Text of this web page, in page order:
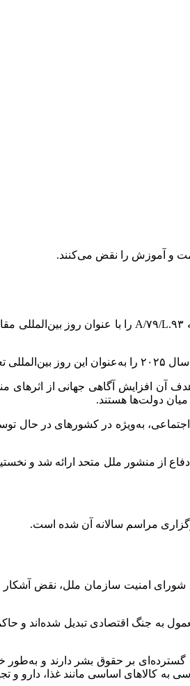
و آموزش را نقض می‌کنند.
اعلامیه حق توسعه در ۴ دسامبر ۱۹۸۶ (۱۳ آذر ۱۳۶۵) انتخاب شده
دولت‌ها هستند.
اجتماعی، به‌ویژه در کشور‌های در
از منشور ملل متحد ارائه شد و
مراسم سالانه آن شده است.
در سال ۲۰۲۵ تاکید کرد که این تحریم‌ها به‌طور معمول
گسترده‌ای بر حقوق بشر دارند و
به کالا‌های اساسی مانند غذا،